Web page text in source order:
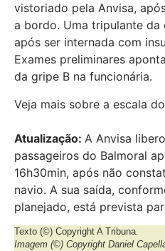
vistoriado pela Anvisa,
a bordo. Uma tripulante da
após ser internada com
Exames preliminares
da gripe B na funcionária.
Veja mais sobre a escala
Atualização: A Anvisa
passageiros do Balmoral
16h30min, após não
navio. A sua saída,
planejado, está prevista
Texto (©) Copyright A Tribuna.
Imagem (©) Copyright Daniel